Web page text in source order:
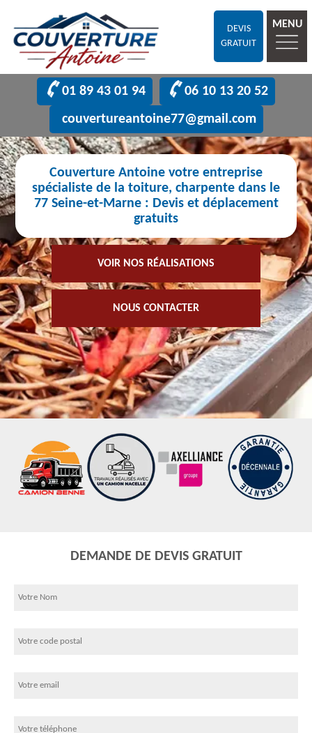
DEVIS
GRATUIT
MENU
01 89 43 01 94
06 10 13 20 52
couvertureantoine77@gmail.com
Couverture Antoine votre entreprise
spécialiste de la toiture, charpente dans le
77 Seine-et-Marne : Devis et déplacement
gratuits
VOIR NOS RÉALISATIONS
NOUS CONTACTER
DEMANDE DE DEVIS GRATUIT